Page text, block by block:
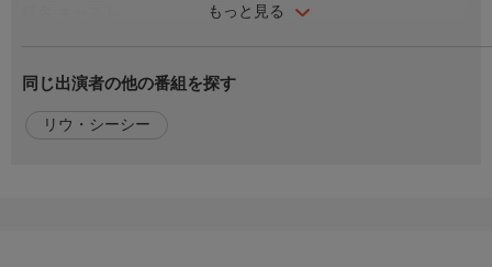
もっと見る
于十三(ユー・シーサン):ファン・イールン(方逸倫)
楊盈(ヤン・イン):ハー・ランドウ(何藍逗)
初月(チュー・ユエ)チェン・ハオユー(陳昊宇)
同じ出演者の他の番組を探す
リウ・シーシー